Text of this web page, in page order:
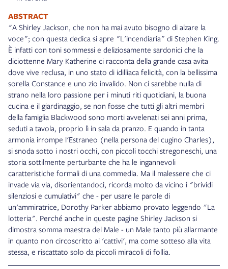
ABSTRACT
"A Shirley Jackson, che non ha mai avuto bisogno di alzare la
voce"; con questa dedica si apre "L'incendiaria" di Stephen King.
È infatti con toni sommessi e deliziosamente sardonici che la
diciottenne Mary Katherine ci racconta della grande casa avita
dove vive reclusa, in uno stato di idilliaca felicità, con la bellissima
sorella Constance e uno zio invalido. Non ci sarebbe nulla di
strano nella loro passione per i minuti riti quotidiani, la buona
cucina e il giardinaggio, se non fosse che tutti gli altri membri
della famiglia Blackwood sono morti avvelenati sei anni prima,
seduti a tavola, proprio lì in sala da pranzo. E quando in tanta
armonia irrompe l'Estraneo (nella persona del cugino Charles),
si snoda sotto i nostri occhi, con piccoli tocchi stregoneschi, una
storia sottilmente perturbante che ha le ingannevoli
caratteristiche formali di una commedia. Ma il malessere che ci
invade via via, disorientandoci, ricorda molto da vicino i "brividi
silenziosi e cumulativi" che - per usare le parole di
un'ammiratrice, Dorothy Parker abbiamo provato leggendo "La
lotteria". Perché anche in queste pagine Shirley Jackson si
dimostra somma maestra del Male - un Male tanto più allarmante
in quanto non circoscritto ai 'cattivi', ma come sotteso alla vita
stessa, e riscattato solo da piccoli miracoli di follia.